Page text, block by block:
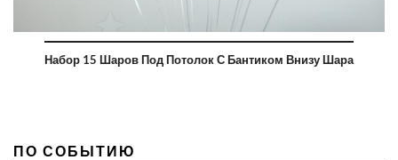
Набор 15 Шаров Под Потолок С Бантиком Внизу Шара
ПО СОБЫТИЮ